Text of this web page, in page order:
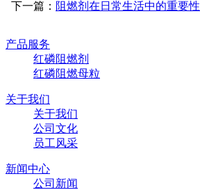
下一篇： 阻燃剂在日常生活中的重要性
产品服务
红磷阻燃剂
红磷阻燃母粒
关于我们
关于我们
公司文化
员工风采
新闻中心
公司新闻